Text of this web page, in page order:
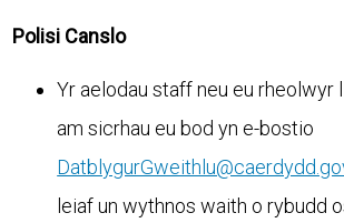
Polisi Canslo
Yr aelodau staff neu eu rheolwyr
am sicrhau eu bod yn e-bostio
leiaf un wythnos waith o rybudd